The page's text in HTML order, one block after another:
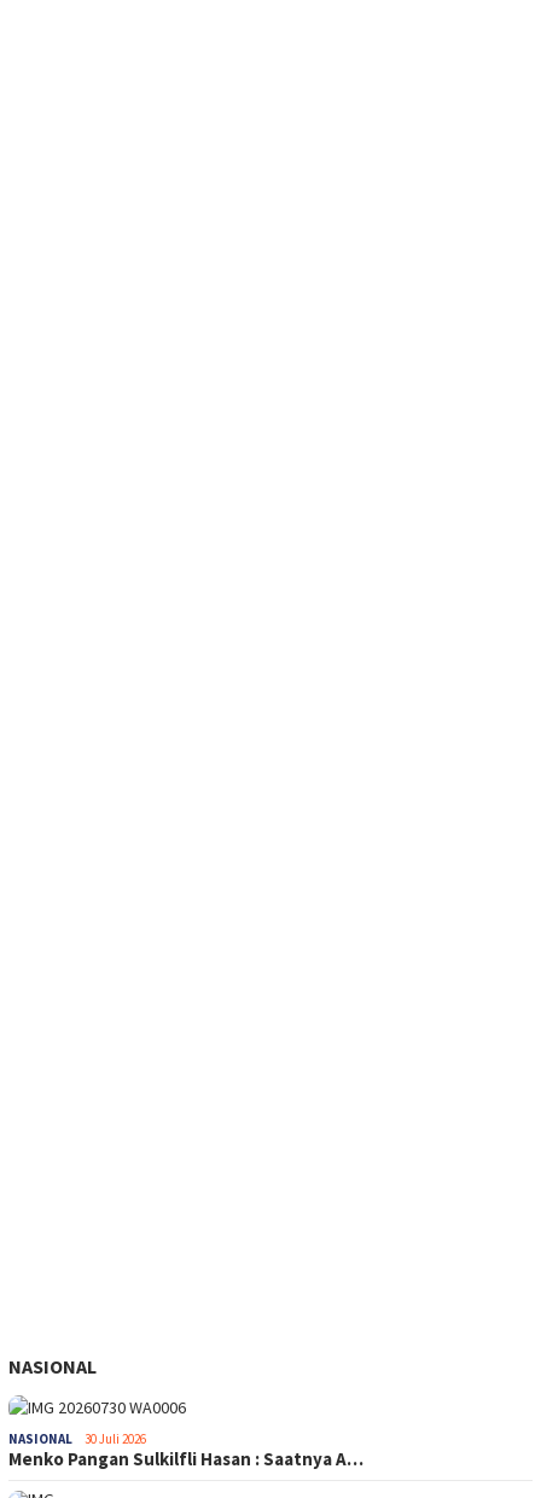
NASIONAL
NASIONAL 30 Juli 2026
Menko Pangan Sulkilfli Hasan : Saatnya A…